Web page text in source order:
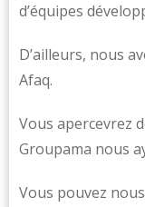
d’équipes
D’ailleurs, nous
Afaq.
Vous apercevrez
Groupama nous
Vous pouvez